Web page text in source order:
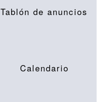
Tablón de anuncios
Calendario